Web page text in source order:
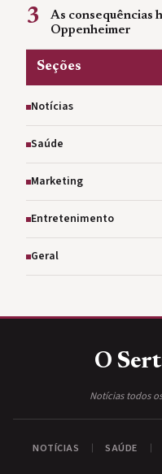
3
As consequências
Oppenheimer
Seções
Notícias
Saúde
Marketing
Entretenimento
Geral
O
Notícias todos
NOTÍCIAS SAÚDE